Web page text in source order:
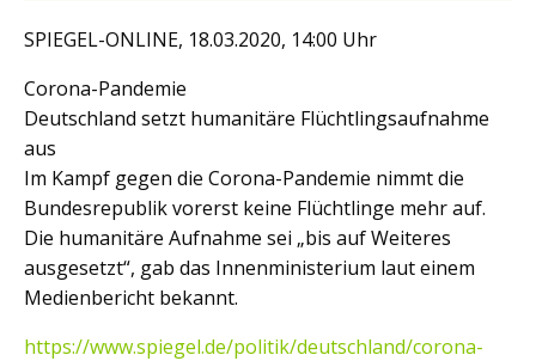
SPIEGEL-ONLINE, 18.03.2020, 14:00 Uhr
Corona-Pandemie
Deutschland setzt humanitäre Flüchtlingsaufnahme
aus
Im Kampf gegen die Corona-Pandemie nimmt die
Bundesrepublik vorerst keine Flüchtlinge mehr auf.
Die humanitäre Aufnahme sei „bis auf Weiteres
ausgesetzt“, gab das Innenministerium laut einem
Medienbericht bekannt.
https://www.spiegel.de/politik/deutschland/corona-